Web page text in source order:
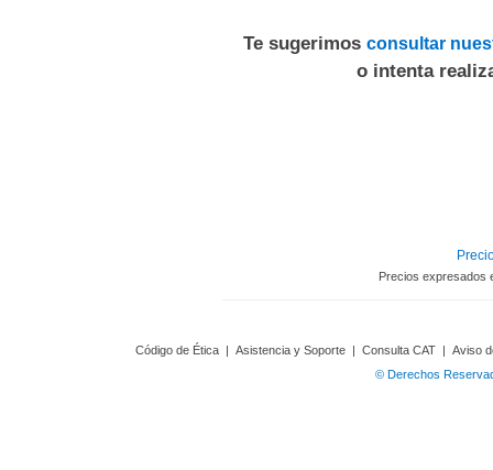
Te sugerimos consultar
o intenta
Precios expresados
Código de Ética | Asistencia y Soporte | Consulta CAT | Aviso
© Derechos